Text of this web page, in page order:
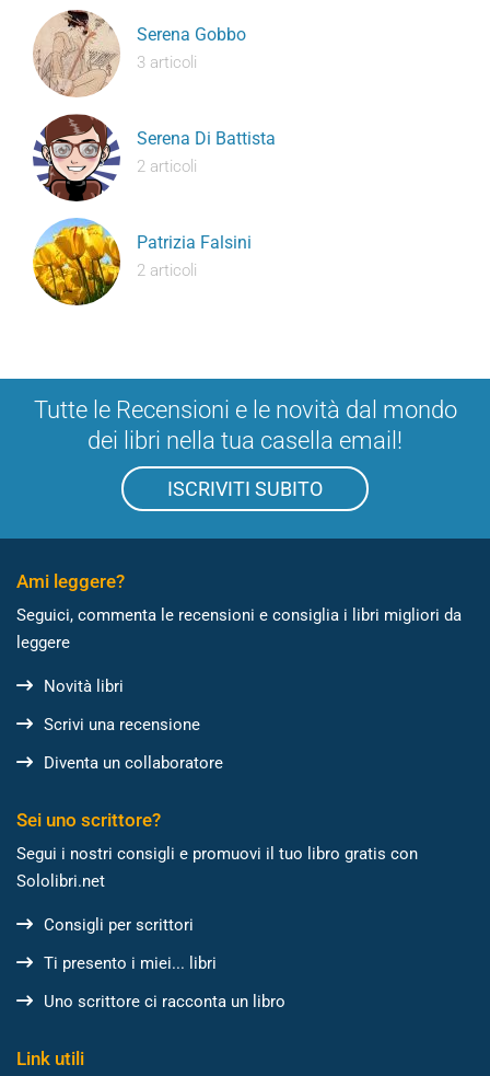
Serena Gobbo
3 articoli
Serena Di Battista
2 articoli
Patrizia Falsini
2 articoli
Tutte le Recensioni e le novità dal mondo
dei libri nella tua casella email!
ISCRIVITI SUBITO
Ami leggere?
Seguici, commenta le recensioni e consiglia i libri migliori da
leggere
Novità libri
Scrivi una recensione
Diventa un collaboratore
Sei uno scrittore?
Segui i nostri consigli e promuovi il tuo libro gratis con
Sololibri.net
Consigli per scrittori
Ti presento i miei... libri
Uno scrittore ci racconta un libro
Link utili